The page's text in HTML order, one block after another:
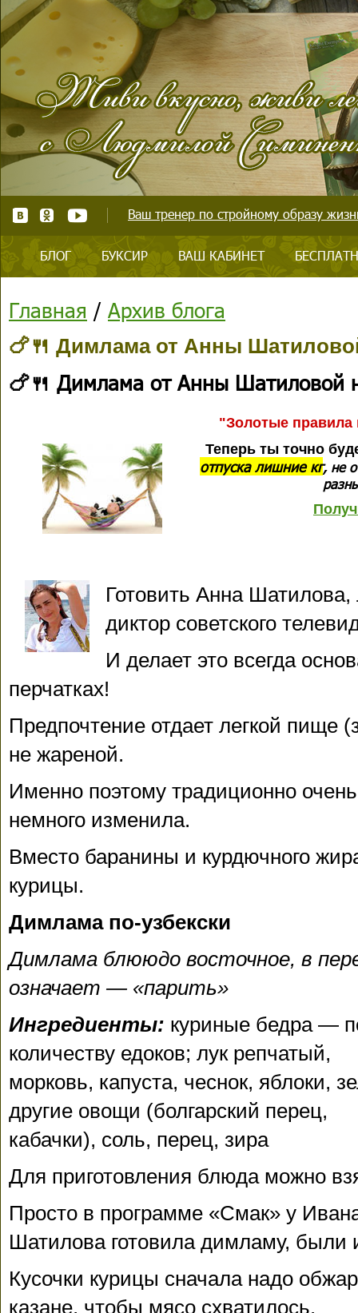
Ваш тренер по стройному образу
БЛОГ БУКСИР ВАШ КАБИНЕТ
Главная / Архив блога
🍗🍴 Димлама от Анны
🍗🍴 Димлама от Анны Шатиловой
"Золотые правила
Теперь ты точно
отпуска лишние кг, не
Готовить Анна
диктор советского
И делает это всегда
перчатках!
Предпочтение отдает легкой пище
не жареной.
Именно поэтому традиционно
немного изменила.
Вместо баранины и курдючного
курицы.
Димлама по-узбекски
Димлама блююдо восточное, в
означает — «парить»
Ингредиенты: куриные бедра —
количеству едоков; лук репчатый,
морковь, капуста, чеснок, яблоки,
другие овощи (болгарский перец,
кабачки), соль, перец, зира
Для приготовления блюда можно
Просто в программе «Смак» у
Шатилова готовила димламу, были
Кусочки курицы сначала надо
казане, чтобы мясо схватилось.